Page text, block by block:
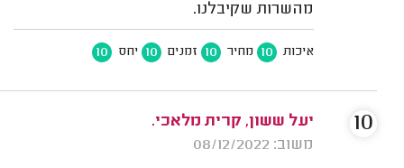
מהשרות שקיבלנו.
איכות 10 מחיר 10 זמנים 10 יחס 10
יעל ששון, קרית מלאכי.
משוב: 08/12/2022
10